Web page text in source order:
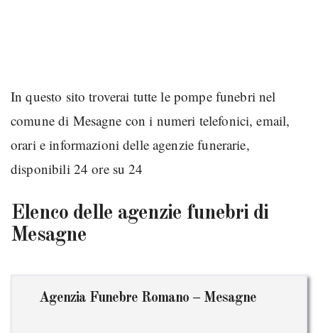
In questo sito troverai tutte le pompe funebri nel
comune di Mesagne con i numeri telefonici, email,
orari e informazioni delle agenzie funerarie,
disponibili 24 ore su 24
Elenco delle agenzie funebri di
Mesagne
Agenzia Funebre Romano – Mesagne